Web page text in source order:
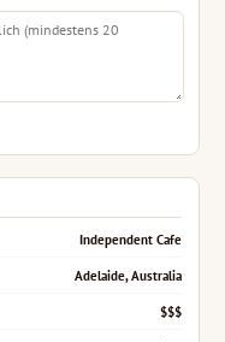
Independent Cafe
Adelaide, Australia
$$$